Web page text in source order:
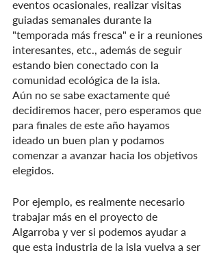
eventos ocasionales, realizar visitas
guiadas semanales durante la
"temporada más fresca" e ir a reuniones
interesantes, etc., además de seguir
estando bien conectado con la
comunidad ecológica de la isla.
Aún no se sabe exactamente qué
decidiremos hacer, pero esperamos que
para finales de este año hayamos
ideado un buen plan y podamos
comenzar a avanzar hacia los objetivos
elegidos.
Por ejemplo, es realmente necesario
trabajar más en el proyecto de
Algarroba y ver si podemos ayudar a
que esta industria de la isla vuelva a ser